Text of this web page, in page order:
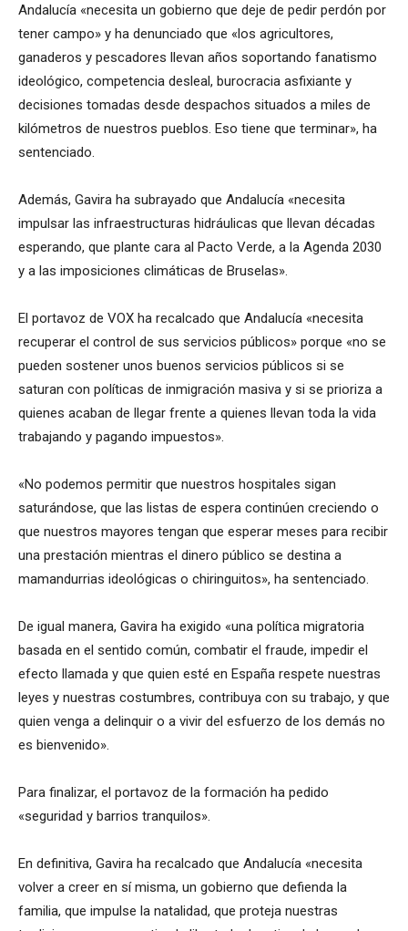
Andalucía «necesita un gobierno que deje de pedir perdón por
tener campo» y ha denunciado que «los agricultores,
ganaderos y pescadores llevan años soportando fanatismo
ideológico, competencia desleal, burocracia asfixiante y
decisiones tomadas desde despachos situados a miles de
kilómetros de nuestros pueblos. Eso tiene que terminar», ha
sentenciado.
Además, Gavira ha subrayado que Andalucía «necesita
impulsar las infraestructuras hidráulicas que llevan décadas
esperando, que plante cara al Pacto Verde, a la Agenda 2030
y a las imposiciones climáticas de Bruselas».
El portavoz de VOX ha recalcado que Andalucía «necesita
recuperar el control de sus servicios públicos» porque «no se
pueden sostener unos buenos servicios públicos si se
saturan con políticas de inmigración masiva y si se prioriza a
quienes acaban de llegar frente a quienes llevan toda la vida
trabajando y pagando impuestos».
«No podemos permitir que nuestros hospitales sigan
saturándose, que las listas de espera continúen creciendo o
que nuestros mayores tengan que esperar meses para recibir
una prestación mientras el dinero público se destina a
mamandurrias ideológicas o chiringuitos», ha sentenciado.
De igual manera, Gavira ha exigido «una política migratoria
basada en el sentido común, combatir el fraude, impedir el
efecto llamada y que quien esté en España respete nuestras
leyes y nuestras costumbres, contribuya con su trabajo, y que
quien venga a delinquir o a vivir del esfuerzo de los demás no
es bienvenido».
Para finalizar, el portavoz de la formación ha pedido
«seguridad y barrios tranquilos».
En definitiva, Gavira ha recalcado que Andalucía «necesita
volver a creer en sí misma, un gobierno que defienda la
familia, que impulse la natalidad, que proteja nuestras